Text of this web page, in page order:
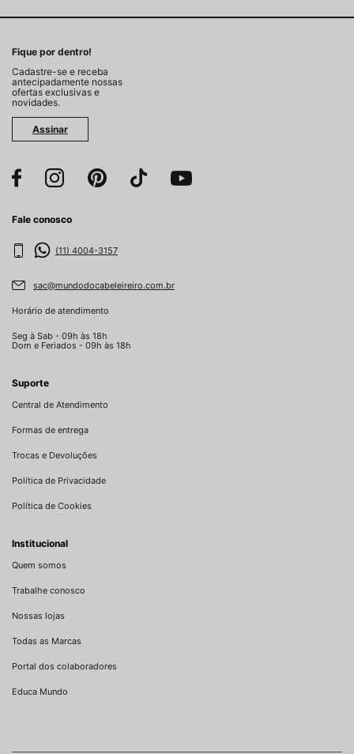
Fique por dentro!
Cadastre-se e receba
antecipadamente nossas
ofertas exclusivas e
novidades.
Assinar
Fale conosco
(11) 4004-3157
sac@mundodocabeleireiro.com.br
Horário de atendimento
Seg à Sab - 09h às 18h
Dom e Feriados - 09h às 18h
Suporte
Central de Atendimento
Formas de entrega
Trocas e Devoluções
Política de Privacidade
Política de Cookies
Institucional
Quem somos
Trabalhe conosco
Nossas lojas
Todas as Marcas
Portal dos colaboradores
Educa Mundo